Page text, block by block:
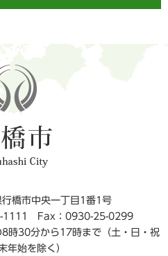
橋市中央一丁目1番1号
1111
Fax：0930-25-0299
時30分から17時まで（土・日・祝
年始を除く）